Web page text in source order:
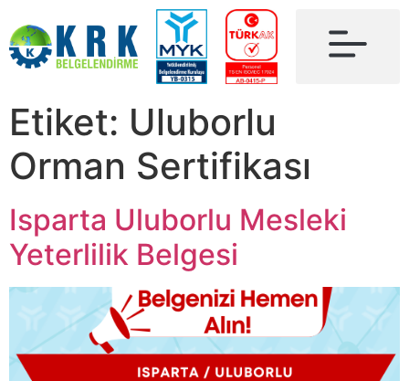
Etiket: Uluborlu
Orman Sertifikası
Isparta Uluborlu Mesleki
Yeterlilik Belgesi